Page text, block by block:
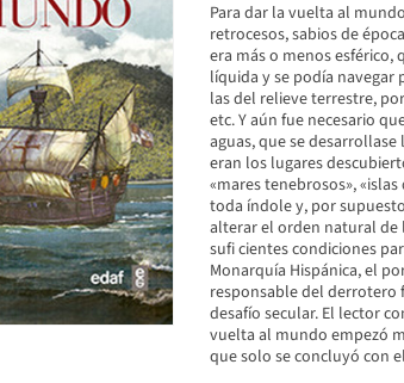
Para dar la vuelta al
retrocesos, sabios de
era más o menos esférico,
líquida y se podía navegar
las del relieve terrestre,
etc. Y aún fue necesario
aguas, que se
eran los lugares
«mares tenebrosos»,
toda índole y, por
alterar el orden natural de
sufi cientes condiciones
Monarquía Hispánica, el
responsable del derrotero
desafío secular. El lector
vuelta al mundo empezó
que solo se concluyó con